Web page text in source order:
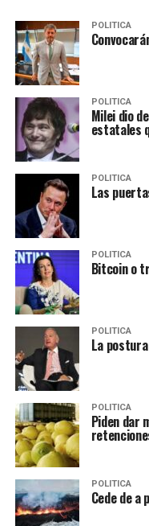
POLITICA
POLITICA
Milei dio
estatales
POLITICA
Las
POLITICA
Bitcoin o
POLITICA
La
POLITICA
Piden dar
POLITICA
Cede de a